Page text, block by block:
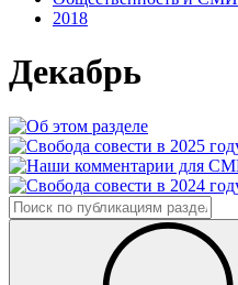
2018
Декабрь